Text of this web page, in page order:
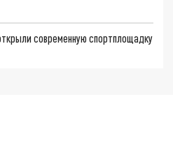
современную спортплощадку